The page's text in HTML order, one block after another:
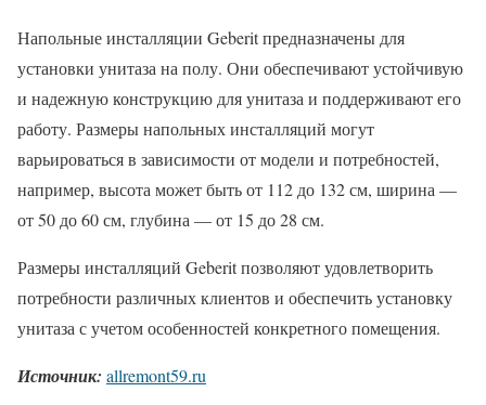
Напольные инсталляции Geberit предназначены для
установки унитаза на полу. Они обеспечивают устойчивую
и надежную конструкцию для унитаза и поддерживают его
работу. Размеры напольных инсталляций могут
варьироваться в зависимости от модели и потребностей,
например, высота может быть от 112 до 132 см, ширина —
от 50 до 60 см, глубина — от 15 до 28 см.
Размеры инсталляций Geberit позволяют удовлетворить
потребности различных клиентов и обеспечить установку
унитаза с учетом особенностей конкретного помещения.
Источник: allremont59.ru